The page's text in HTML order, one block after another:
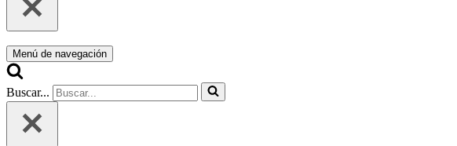
Menú de navegación
Buscar...